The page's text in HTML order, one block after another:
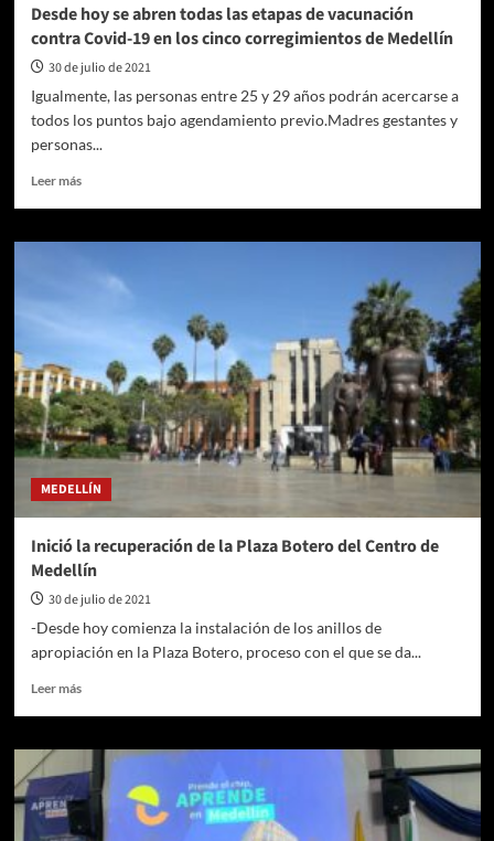
Desde hoy se abren todas las etapas de vacunación
contra Covid-19 en los cinco corregimientos de Medellín
30 de julio de 2021
Igualmente, las personas entre 25 y 29 años podrán acercarse a
todos los puntos bajo agendamiento previo.Madres gestantes y
personas...
Leer másLeer
Desde
etapas
de
vacunación
contra
Covid-
en
corregimientos
de
Medellín
MEDELLÍN
Inició la recuperación de la Plaza Botero del Centro de
Medellín
30 de julio de 2021
-Desde hoy comienza la instalación de los anillos de
apropiación en la Plaza Botero, proceso con el que se da...
Leer másLeer
Inició
la
recuperación
la